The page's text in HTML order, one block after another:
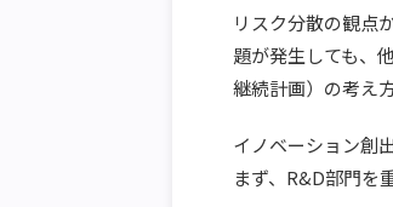
リスク分散の観点
題が発生しても、
継続計画）の考え
イノベーション創
まず、R&D部門を